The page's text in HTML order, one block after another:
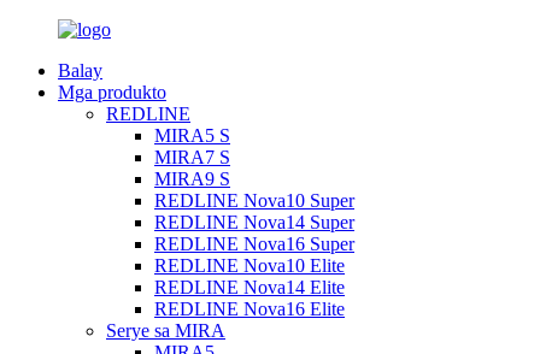
Balay
Mga produkto
REDLINE
MIRA5 S
MIRA7 S
MIRA9 S
REDLINE Nova10 Super
REDLINE Nova14 Super
REDLINE Nova16 Super
REDLINE Nova10 Elite
REDLINE Nova14 Elite
REDLINE Nova16 Elite
Serye sa MIRA